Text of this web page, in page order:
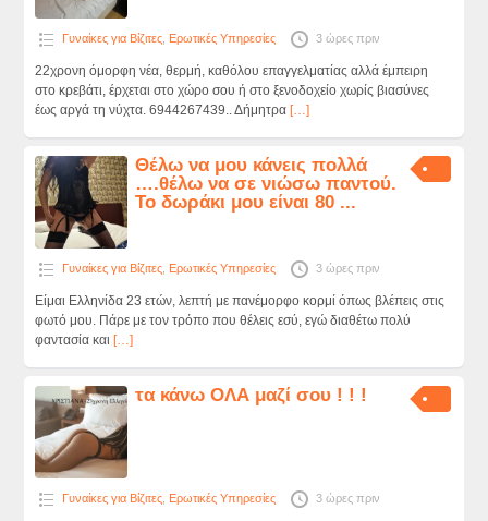
Γυναίκες για Βίζιτες, Ερωτικές Υπηρεσίες 3 ώρες πριν
22χρονη όμορφη νέα, θερμή, καθόλου επαγγελματίας αλλά έμπειρη
στο κρεβάτι, έρχεται στο χώρο σου ή στο ξενοδοχείο χωρίς βιασύνες
έως αργά τη νύχτα. 6944267439.. Δήμητρα […]
Θέλω να μου κάνεις πολλά
….θέλω να σε νιώσω παντού.
Το δωράκι μου είναι 80 ...
Γυναίκες για Βίζιτες, Ερωτικές Υπηρεσίες 3 ώρες πριν
Είμαι Ελληνίδα 23 ετών, λεπτή με πανέμορφο κορμί όπως βλέπεις στις
φωτό μου. Πάρε με τον τρόπο που θέλεις εσύ, εγώ διαθέτω πολύ
φαντασία και […]
τα κάνω ΟΛΑ μαζί σου ! ! !
Γυναίκες για Βίζιτες, Ερωτικές Υπηρεσίες 3 ώρες πριν